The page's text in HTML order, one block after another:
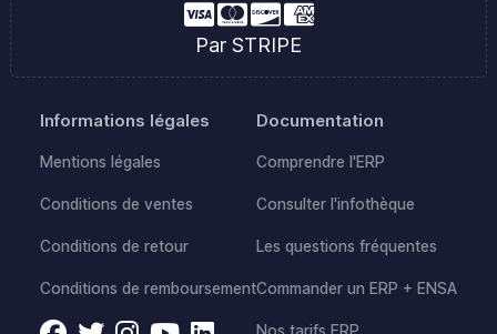
Par STRIPE
Informations légales
Mentions légales
Conditions de ventes
Conditions de retour
Conditions de remboursement
Documentation
Comprendre l'ERP
Consulter l'infothèque
Les questions fréquentes
Commander un ERP + ENSA